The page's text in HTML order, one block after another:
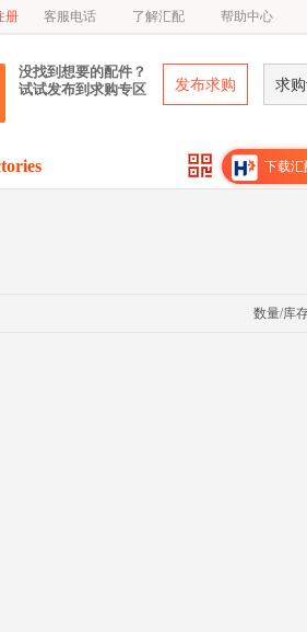
册 客服电话 了解汇配 帮助中心
没找到想要的配件？
试试发布到求购专区
发布求购 求
下载汇
数量/库